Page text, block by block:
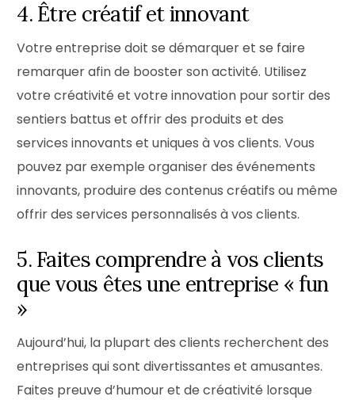
4. Être créatif et innovant
Votre entreprise doit se démarquer et se faire
remarquer afin de booster son activité. Utilisez
votre créativité et votre innovation pour sortir des
sentiers battus et offrir des produits et des
services innovants et uniques à vos clients. Vous
pouvez par exemple organiser des événements
innovants, produire des contenus créatifs ou même
offrir des services personnalisés à vos clients.
5. Faites comprendre à vos clients
que vous êtes une entreprise « fun
»
Aujourd’hui, la plupart des clients recherchent des
entreprises qui sont divertissantes et amusantes.
Faites preuve d’humour et de créativité lorsque